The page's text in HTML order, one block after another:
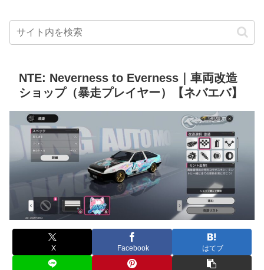
クetc…
NTE: Neverness to Everness｜車両改造
ショップ（暴走プレイヤー）【ネバエバ】
X Facebook はてブ